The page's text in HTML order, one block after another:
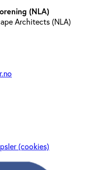
(NLA)
Architects (NLA)
(cookies)